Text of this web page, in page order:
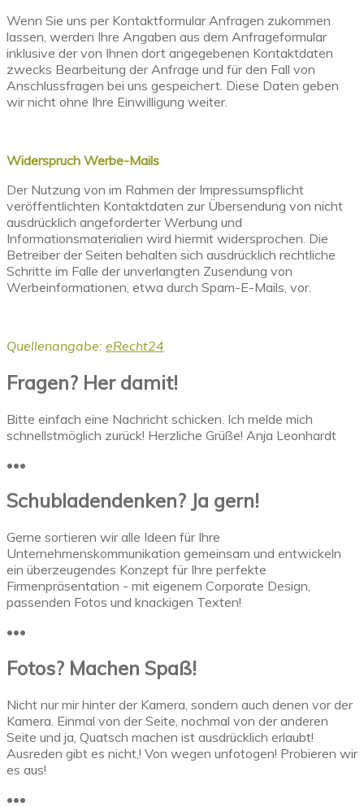
Wenn Sie uns per Kontaktformular Anfragen zukommen
lassen, werden Ihre Angaben aus dem Anfrageformular
inklusive der von Ihnen dort angegebenen Kontaktdaten
zwecks Bearbeitung der Anfrage und für den Fall von
Anschlussfragen bei uns gespeichert. Diese Daten geben
wir nicht ohne Ihre Einwilligung weiter.
Widerspruch Werbe-Mails
Der Nutzung von im Rahmen der Impressumspflicht
veröffentlichten Kontaktdaten zur Übersendung von nicht
ausdrücklich angeforderter Werbung und
Informationsmaterialien wird hiermit widersprochen. Die
Betreiber der Seiten behalten sich ausdrücklich rechtliche
Schritte im Falle der unverlangten Zusendung von
Werbeinformationen, etwa durch Spam-E-Mails, vor.
Quellenangabe: eRecht24
Fragen? Her damit!
Bitte einfach eine Nachricht schicken. Ich melde mich
schnellstmöglich zurück! Herzliche Grüße! Anja Leonhardt
•••
Schubladendenken? Ja gern!
Gerne sortieren wir alle Ideen für Ihre
Unternehmenskommunikation gemeinsam und entwickeln
ein überzeugendes Konzept für Ihre perfekte
Firmenpräsentation - mit eigenem Corporate Design,
passenden Fotos und knackigen Texten!
•••
Fotos? Machen Spaß!
Nicht nur mir hinter der Kamera, sondern auch denen vor der
Kamera. Einmal von der Seite, nochmal von der anderen
Seite und ja, Quatsch machen ist ausdrücklich erlaubt!
Ausreden gibt es nicht,! Von wegen unfotogen! Probieren wir
es aus!
•••